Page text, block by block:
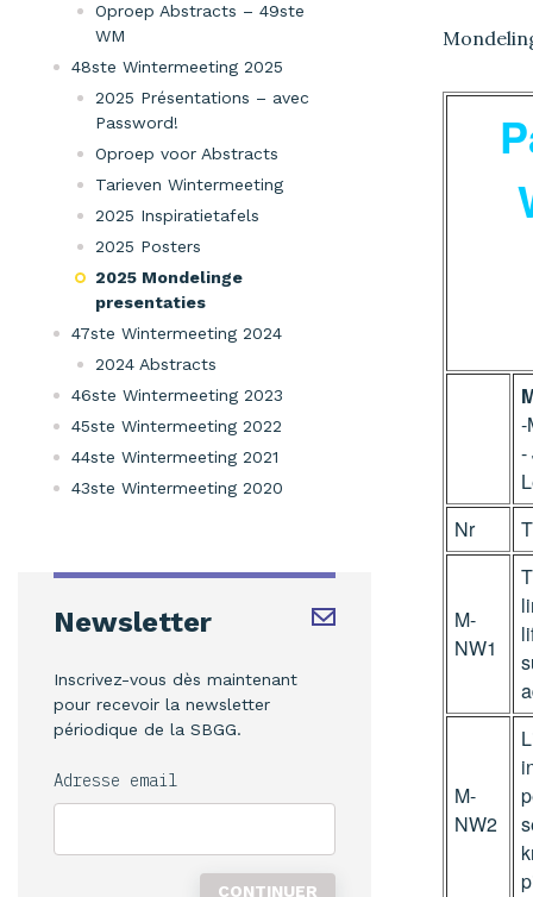
Oproep Abstracts – 49ste
WM
48ste Wintermeeting 2025
2025 Présentations – avec
Password!
Oproep voor Abstracts
Tarieven Wintermeeting
2025 Inspiratietafels
2025 Posters
2025 Mondelinge
presentaties
47ste Wintermeeting 2024
2024 Abstracts
46ste Wintermeeting 2023
45ste Wintermeeting 2022
44ste Wintermeeting 2021
43ste Wintermeeting 2020
Newsletter
Inscrivez-vous dès maintenant
pour recevoir la newsletter
périodique de la SBGG.
Adresse email
-
-
Nr
M-
NW1
M-
NW2